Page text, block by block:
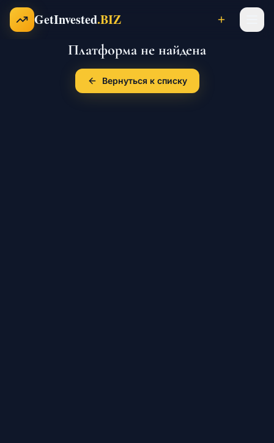
Перейти к содержимому
GetInvested.BIZ
Проекты
Платформа не найдена
Вернуться к списку